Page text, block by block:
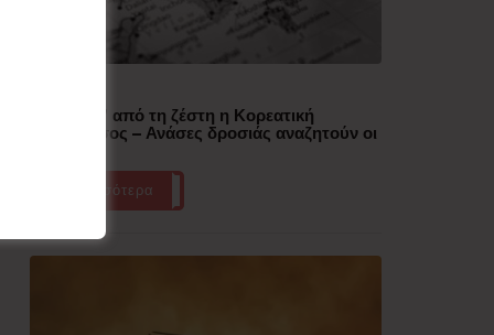
“Έλιωσε” από τη ζέστη η Κορεατική
Χερσόνησος – Ανάσες δροσιάς αναζητούν οι
Περισσότερα